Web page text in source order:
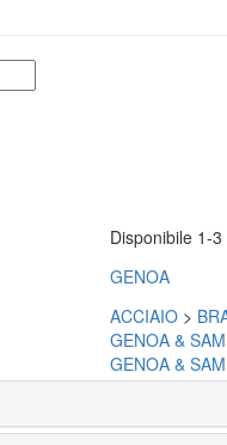
Disponibile 1-
GENOA
ACCIAIO >
GENOA &
GENOA &